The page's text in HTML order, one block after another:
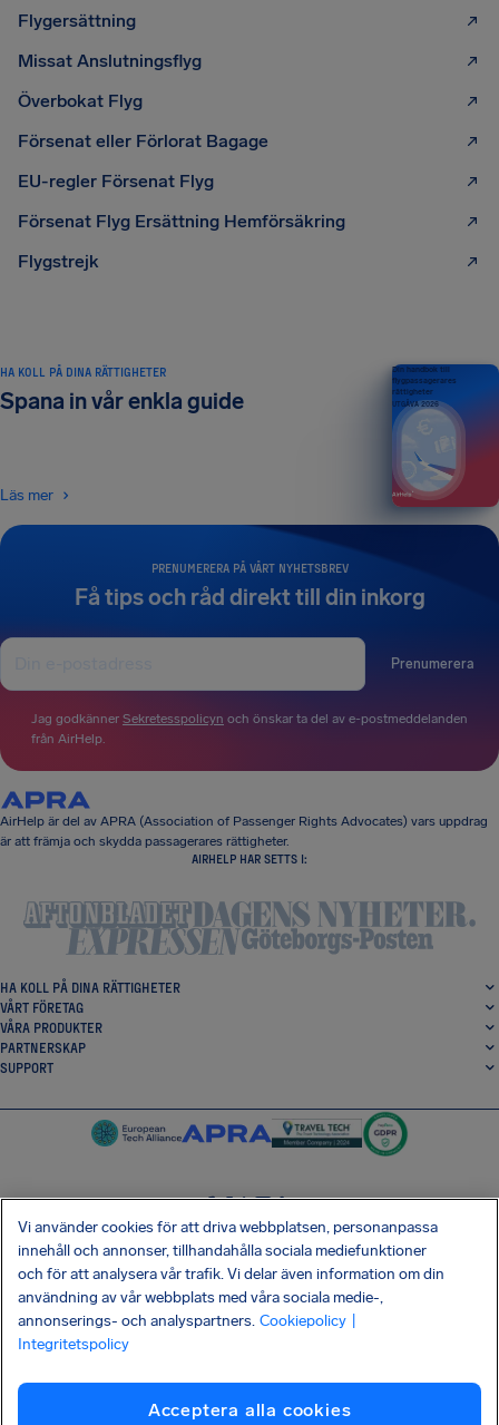
Flygersättning
Missat Anslutningsflyg
Överbokat Flyg
Försenat eller Förlorat Bagage
EU-regler Försenat Flyg
Försenat Flyg Ersättning Hemförsäkring
Flygstrejk
PRENUMERERA PÅ VÅRT NYHETSBREV
Få tips och råd direkt till din inkorg
Prenumerera
Jag godkänner Sekretesspolicyn och önskar ta del av e-postmeddelanden
från AirHelp.
HA KOLL PÅ DINA RÄTTIGHETER
Spana in vår enkla guide
Läs mer
Din handbok till
flygpassagerares
rättigheter
UTGÅVA 2026
AirHelp är del av APRA (Association of Passenger Rights Advocates) vars uppdrag
är att främja och skydda passagerares rättigheter.
AIRHELP HAR SETTS I:
HA KOLL PÅ DINA RÄTTIGHETER
VÅRT FÖRETAG
VÅRA PRODUKTER
PARTNERSKAP
SUPPORT
SocialFacebook
SocialTwitter
SocialInstagram
SocialLinkedin
HÄMTA VÅR GRATIS-APP
Kakor
Företagsinformation
Vi använder cookies för att driva webbplatsen, personanpassa
innehåll och annonser, tillhandahålla sociala mediefunktioner
och för att analysera vår trafik. Vi delar även information om din
användning av vår webbplats med våra sociala medie-,
annonserings- och analyspartners. Cookiepolicy
Integritetspolicy
Acceptera alla cookies